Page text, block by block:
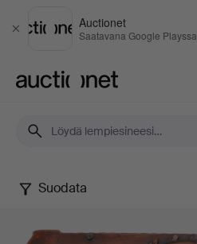
Sulje
Auctionet
Saatavana Google Playssa
Treen
Suodata